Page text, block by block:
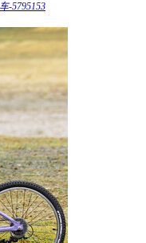
-5795153